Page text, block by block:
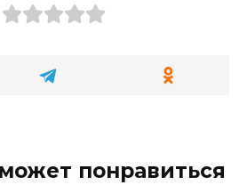
понравиться